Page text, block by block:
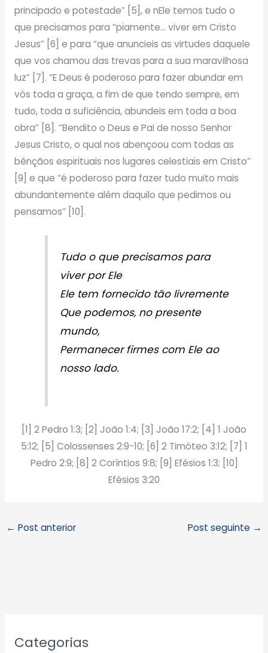
principado e potestade” [5], e nEle temos tudo o
que precisamos para “piamente… viver em Cristo
Jesus” [6] e para “que anuncieis as virtudes daquele
que vos chamou das trevas para a sua maravilhosa
luz” [7]. “E Deus é poderoso para fazer abundar em
vós toda a graça, a fim de que tendo sempre, em
tudo, toda a suficiência, abundeis em toda a boa
obra” [8]. “Bendito o Deus e Pai de nosso Senhor
Jesus Cristo, o qual nos abençoou com todas as
bênçãos espirituais nos lugares celestiais em Cristo”
[9] e que “é poderoso para fazer tudo muito mais
abundantemente além daquilo que pedimos ou
pensamos” [10].
Tudo o que precisamos para
viver por Ele
Ele tem fornecido tão livremente
Que podemos, no presente
mundo,
Permanecer firmes com Ele ao
nosso lado.
[1] 2 Pedro 1:3; [2] João 1:4; [3] João 17:2; [4] 1 João
5:12; [5] Colossenses 2:9-10; [6] 2 Timóteo 3:12; [7] 1
Pedro 2:9; [8] 2 Coríntios 9:8; [9] Efésios 1:3; [10]
Efésios 3:20
← Post anterior Post seguinte →
Categorias
r